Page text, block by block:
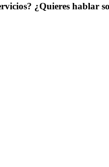
¿Quieres hablar